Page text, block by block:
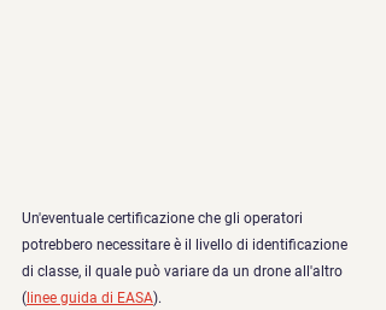
Un'eventuale certificazione che gli operatori
potrebbero necessitare è il livello di identificazione
di classe, il quale può variare da un drone all'altro
( linee guida di EASA).